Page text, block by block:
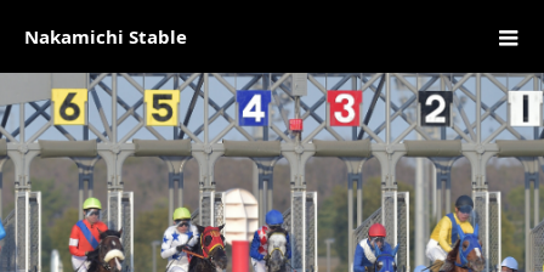
Nakamichi Stable